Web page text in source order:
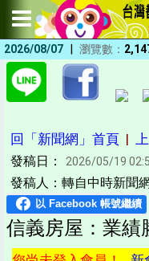
2026/08/07 | 瀏覽數：
回「新聞網」首頁 |
發稿日： 2026/05/19
發稿人：轉自中時新聞
信義房屋：業績